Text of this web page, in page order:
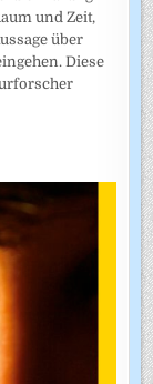
und Zeit,
über
Diese